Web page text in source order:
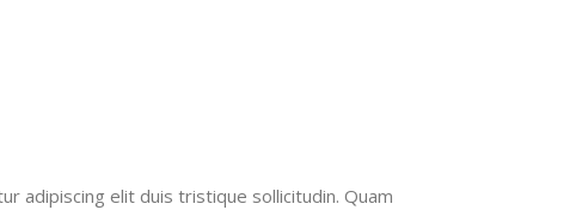
adipiscing elit duis tristique sollicitudin. Quam